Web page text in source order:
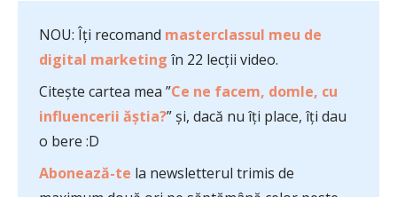
NOU: Îți recomand masterclassul meu de
digital marketing în 22 lecții video.
Citește cartea mea ”Ce ne facem, domle, cu
influencerii ăștia?” și, dacă nu îți place, îți dau
o bere :D
Abonează-te la newsletterul trimis de